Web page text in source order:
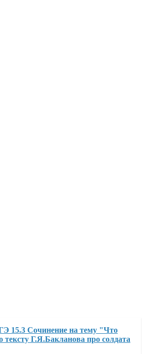
15.3 Сочинение на тему "Что
тексту Г.Я.Бакланова про солдата